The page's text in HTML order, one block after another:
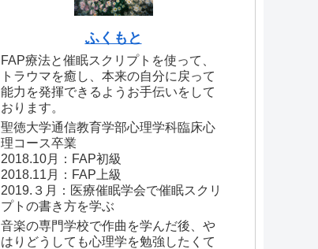
ふくもと
FAP療法と催眠スクリプトを使って、
トラウマを癒し、本来の自分に戻って
能力を発揮できるようお手伝いをして
おります。
聖徳大学通信教育学部心理学科臨床心
理コース卒業
2018.10月：FAP初級
2018.11月：FAP上級
2019.３月：医療催眠学会で催眠スクリ
プトの書き方を学ぶ
音楽の専門学校で作曲を学んだ後、や
はりどうしても心理学を勉強したくて